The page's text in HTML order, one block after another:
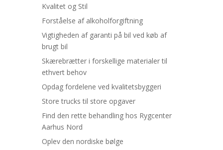
Kvalitet og Stil
Forståelse af alkoholforgiftning
Vigtigheden af garanti på bil ved køb af
brugt bil
Skærebrætter i forskellige materialer til
ethvert behov
Opdag fordelene ved kvalitetsbyggeri
Store trucks til store opgaver
Find den rette behandling hos Rygcenter
Aarhus Nord
Oplev den nordiske bølge